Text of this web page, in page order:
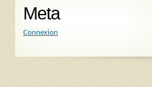
Meta
Connexion